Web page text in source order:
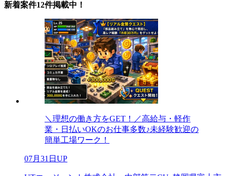
新着案件12件掲載中！
＼理想の働き方をGET！／高給与・軽作
業・日払いOKのお仕事多数♪未経験歓迎の
簡単工場ワーク！
07月31日UP